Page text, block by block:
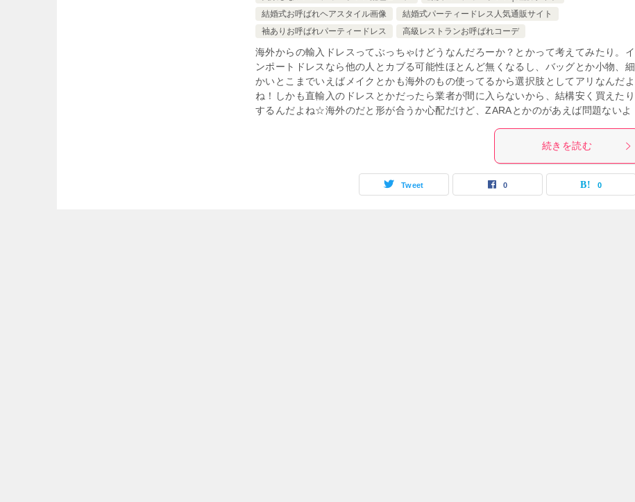
結婚式お呼ばれヘアスタイル画像
結婚式パーティードレス人気通販サイト
袖ありお呼ばれパーティードレス
高級レストランお呼ばれコーデ
海外からの輸入ドレスってぶっちゃけどうなんだろーか？とかって考えてみたり。イ
ンポートドレスなら他の人とカブる可能性ほとんど無くなるし、バッグとか小物、細
かいとこまでいえばメイクとかも海外のもの使ってるから選択肢としてアリなんだよ
ね！しかも直輸入のドレスとかだったら業者が間に入らないから、結構安く買えたり
するんだよね☆海外のだと形が合うか心配だけど、ZARAとかのがあえば問題ないよ
続きを読む
Tweet 0 0